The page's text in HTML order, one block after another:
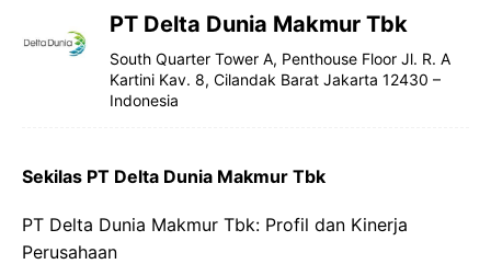
PT Delta Dunia Makmur Tbk
South Quarter Tower A, Penthouse Floor Jl. R. A
Kartini Kav. 8, Cilandak Barat Jakarta 12430 –
Indonesia
Sekilas PT Delta Dunia Makmur Tbk
PT Delta Dunia Makmur Tbk: Profil dan Kinerja
Perusahaan